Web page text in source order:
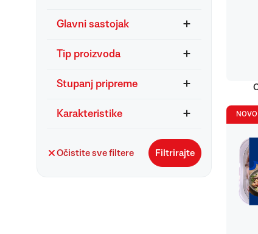
Glavni sastojak
Tip proizvoda
Stupanj pripreme
Karakteristike
Očistite sve filtere Filtrirajte
NOVO